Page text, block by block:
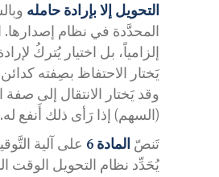
التحويل إلا بإرادة حامله
المحدَّدة في نظام
إلزامياً، بل اختيار يُتركُ
يَختار الاحتفاظ بصِفته
وقد يَختار الانتقال إلى
(السهم) إذا رَأى ذلك أَنفع له.
تَنصّ المادة 6
على آلية
يُحَدِّد نظام التحويل الوقت